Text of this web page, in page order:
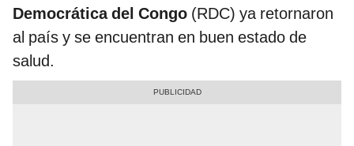
Democrática del Congo (RDC) ya retornaron
al país y se encuentran en buen estado de
salud.